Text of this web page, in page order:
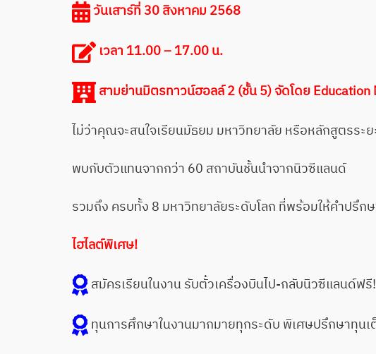
วันเสาร์ที่ 30 สิงหาคม 2568
เวลา 11.00 – 17.00 น.
สามย่านมิตรทาวน์ฮอลล์ 2 (ชั้น 5) จัดโดย
ไม่ว่าคุณจะสนใจเรียนมัธยม มหาวิทยาลัย หรือหลักสูตรระ
พบกับตัวแทนจากกว่า 60 สถาบันชั้นนำจากนิวซีแลนด์
รวมถึง ครบทั้ง 8 มหาวิทยาลัยระดับโลก ที่พร้อมให้คำปรึ
ไฮไลต์พิเศษ!
สมัครเรียนในงาน รับตั๋วเครื่องบินไป-กลับนิวซีแลนด์ฟรี!
ทุนการศึกษาในงานมากมายทุกระดับ พิเศษปรึกษาทุน